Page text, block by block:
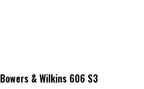
Bowers & Wilkins 606 S3